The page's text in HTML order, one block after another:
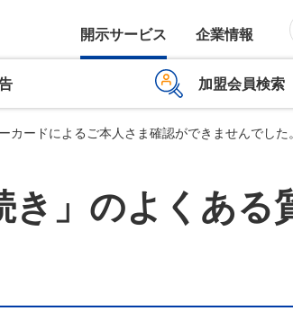
開示サービス 企業情報
加盟会員検索
ーカードによるご本人さま確認ができませんでし
き」のよくある